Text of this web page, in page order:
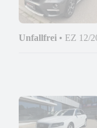
Unfallfrei • EZ 12/